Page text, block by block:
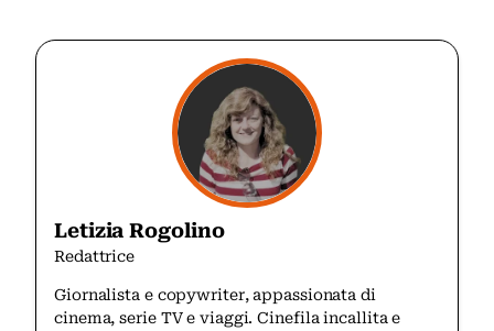
Letizia Rogolino
Redattrice
Giornalista e copywriter, appassionata di
cinema, serie TV e viaggi. Cinefila incallita e